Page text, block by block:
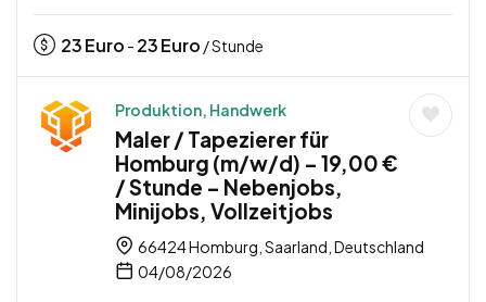
23Euro - 23Euro / Stunde
Produktion, Handwerk
Maler / Tapezierer für
Homburg (m/w/d) – 19,00 €
/ Stunde – Nebenjobs,
Minijobs, Vollzeitjobs
66424 Homburg, Saarland, Deutschland
04/08/2026